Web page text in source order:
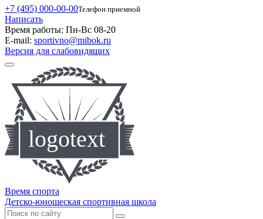
+7 (495) 000-00-00Телефон приемной
Написать
Время работы: Пн-Вс 08-20
E-mail: sportivno@mibok.ru
Версия для слабовидящих
Время спорта
Детско-юношеская спортивная школа